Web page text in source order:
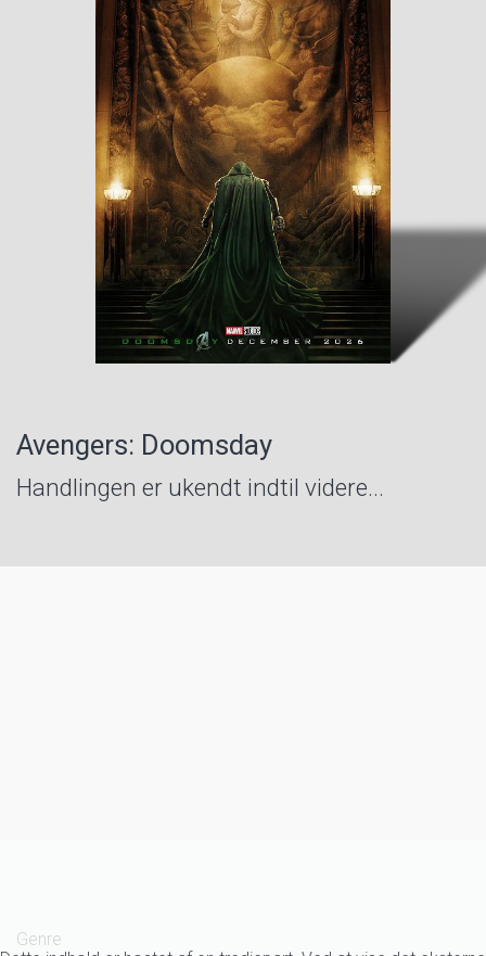
Avengers: Doomsday
Handlingen er ukendt indtil videre...
Genre